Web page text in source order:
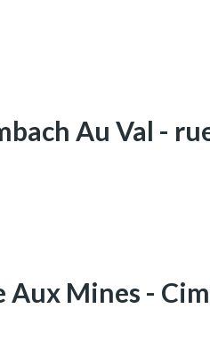
Au Val -
Aux Mines -